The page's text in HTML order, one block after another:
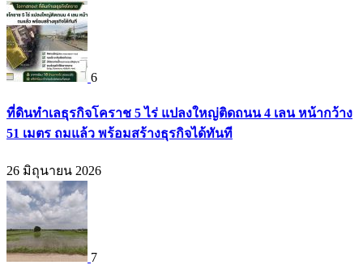
6
ที่ดินทำเลธุรกิจโคราช 5 ไร่ แปลงใหญ่ติดถนน 4 เลน หน้ากว้าง
51 เมตร ถมแล้ว พร้อมสร้างธุรกิจได้ทันที
26 มิถุนายน 2026
7